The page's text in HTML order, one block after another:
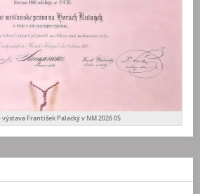
výstava František Palacký v NM 2026 05